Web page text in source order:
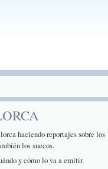
haciendo reportajes sobre los
los suecos.
y cómo lo va a emitir.